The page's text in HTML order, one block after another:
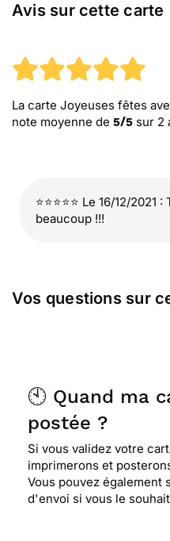
Avis sur cette carte
La carte Joyeuses fêtes
note moyenne de 5/5 sur 2
⭐⭐⭐⭐⭐ Le 16/12/
beaucoup !!!
Vos questions sur
🕙 Quand ma
postée ?
Si vous validez votre
imprimerons et
Vous pouvez également
d'envoi si vous le